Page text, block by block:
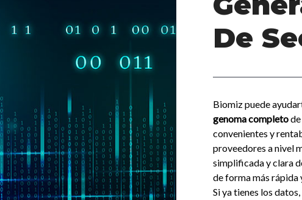
De
Biomiz puede
genoma completo
convenientes y
proveedores a nivel
simplificada y clara
de forma más rápida
Si ya tienes los